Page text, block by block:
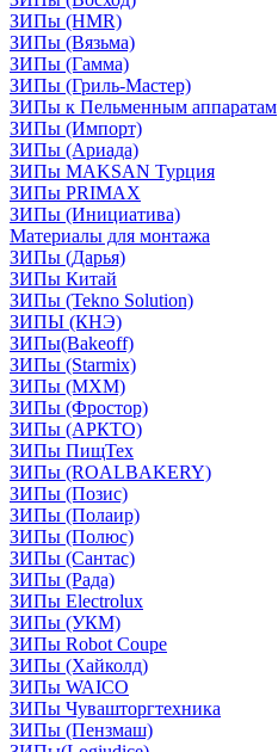
ЗИПы (HMR)
ЗИПы (Вязьма)
ЗИПы (Гамма)
ЗИПы (Гриль-Мастер)
ЗИПы к Пельменным аппаратам
ЗИПы (Импорт)
ЗИПы (Ариада)
ЗИПы MAKSAN Турция
ЗИПы PRIMAX
ЗИПы (Инициатива)
Материалы для монтажа
ЗИПы (Дарья)
ЗИПы Китай
ЗИПы (Tekno Solution)
ЗИПЫ (КНЭ)
ЗИПы(Bakeoff)
ЗИПы (Starmix)
ЗИПы (МХМ)
ЗИПы (Фростор)
ЗИПы (АРКТО)
ЗИПы ПищТех
ЗИПы (ROALBAKERY)
ЗИПы (Позис)
ЗИПы (Полаир)
ЗИПы (Полюс)
ЗИПы (Сантас)
ЗИПы (Рада)
ЗИПы Electrolux
ЗИПы (УКМ)
ЗИПы Robot Coupe
ЗИПы (Хайколд)
ЗИПы WAICO
ЗИПы Чувашторгтехника
ЗИПы (Пензмаш)